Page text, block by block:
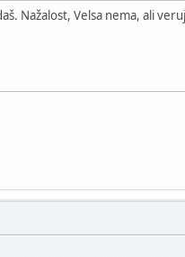
Nažalost, Velsa nema, ali